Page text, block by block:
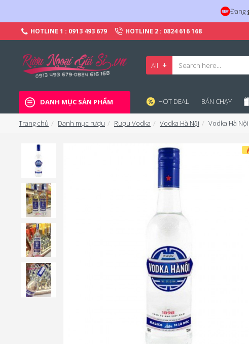
Đang
HOTLINE 1 : 0913 493 679 HOTLINE 2 : 0824 616 168
All
DANH MỤC SẢN PHẨM HOT DEAL BÁN CHẠY
Trang chủ Danh mục rượu Rượu Vodka Vodka Hà Nội Vodka Hà